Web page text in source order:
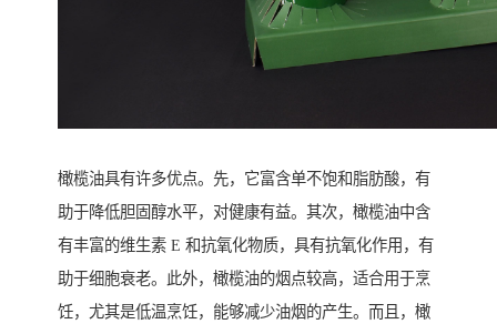
橄榄油具有许多优点。先，它富含单不饱和脂肪酸，有
助于降低胆固醇水平，对健康有益。其次，橄榄油中含
有丰富的维生素 E 和抗氧化物质，具有抗氧化作用，有
助于细胞衰老。此外，橄榄油的烟点较高，适合用于烹
饪，尤其是低温烹饪，能够减少油烟的产生。而且，橄